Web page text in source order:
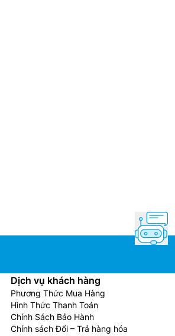
Dịch vụ khách hàng
Phương Thức Mua Hàng
Hình Thức Thanh Toán
Chính Sách Bảo Hành
Chính sách Đổi – Trả hàng hóa